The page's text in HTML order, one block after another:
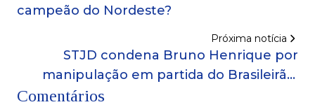
campeão do Nordeste?
Próxima notícia
STJD condena Bruno Henrique por
manipulação em partida do Brasileirão;
Comentários